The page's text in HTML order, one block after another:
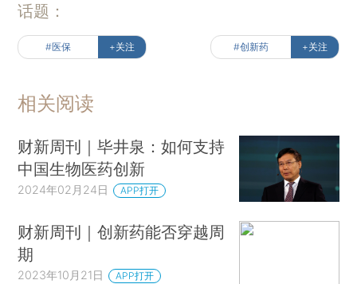
话题：
#医保 +关注 #创新药 +关注
相关阅读
财新周刊｜毕井泉：如何支持
中国生物医药创新
2024年02月24日 APP打开
财新周刊｜创新药能否穿越周
期
2023年10月21日 APP打开